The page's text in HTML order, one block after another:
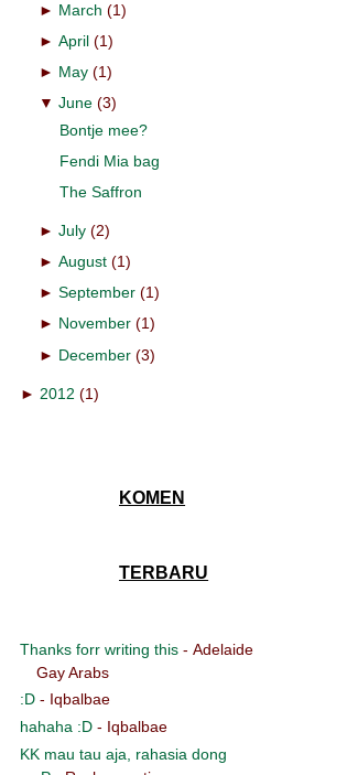
► March (1)
►April (1)
► May (1)
▼June (3)
Bontje mee?
Fendi Mia bag
The Saffron
►July (2)
►August (1)
►September (1)
► November (1)
► December (3)
► 2012 (1)
KOMEN
TERBARU
Thanks forr writing this - Adelaide
Gay Arabs
:D - Iqbalbae
hahaha :D - Iqbalbae
KK mau tau aja, rahasia dong